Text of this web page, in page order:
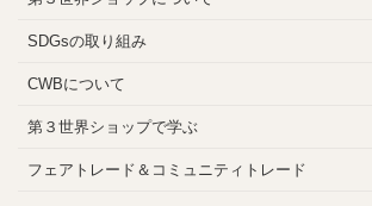
SDGsの取り組み
CWBについて
第３世界ショップで学ぶ
フェアトレード＆コミュニティトレード